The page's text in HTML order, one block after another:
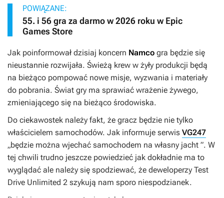
POWIĄZANE:
55. i 56 gra za darmo w 2026 roku w Epic
Games Store
Jak poinformował dzisiaj koncern Namco gra będzie się
nieustannie rozwijała. Świeżą krew w żyły produkcji będą
na bieżąco pompować nowe misje, wyzwania i materiały
do pobrania. Świat gry ma sprawiać wrażenie żywego,
zmieniającego się na bieżąco środowiska.
Do ciekawostek należy fakt, że gracz będzie nie tylko
właścicielem samochodów. Jak informuje serwis VG247
„będzie można wjechać samochodem na własny jacht ”. W
tej chwili trudno jeszcze powiedzieć jak dokładnie ma to
wyglądać ale należy się spodziewać, że deweloperzy Test
Drive Unlimited 2 szykują nam sporo niespodzianek.